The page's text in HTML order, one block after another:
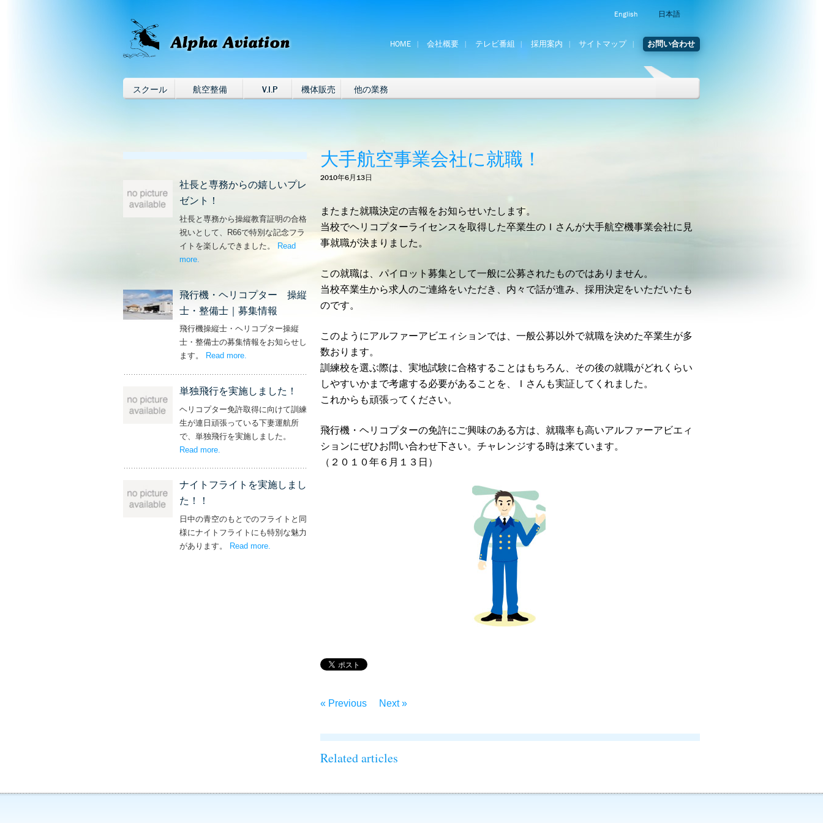
English 日本語
HOME 会社概要 テレビ番組 採用案内 サイトマップ お問い合わせ
スクール 航空整備 V.I.P 機体販売 他の業務
大手航空事業会社に就職！
2010年6月13日
またまた就職決定の吉報をお知らせいたします。
当校でヘリコプターライセンスを取得した卒業生のＩさんが大手航空機事業会社に見
事就職が決まりました。
この就職は、パイロット募集として一般に公募されたものではありません。
当校卒業生から求人のご連絡をいただき、内々で話が進み、採用決定をいただいたも
のです。
このようにアルファーアビエィションでは、一般公募以外で就職を決めた卒業生が多
数おります。
訓練校を選ぶ際は、実地試験に合格することはもちろん、その後の就職がどれくらい
しやすいかまで考慮する必要があることを、Ｉさんも実証してくれました。
これからも頑張ってください。
飛行機・ヘリコプターの免許にご興味のある方は、就職率も高いアルファーアビエィ
ションにぜひお問い合わせ下さい。チャレンジする時は来ています。
（２０１０年６月１３日）
« Previous Next »
社長と専務からの嬉しいプレ
ゼント！
社長と専務から操縦教育証明の合格
祝いとして、R66で特別な記念フラ
イトを楽しんできました。
Read
more
飛行機・ヘリコプター 操縦
士・整備士｜募集情報
飛行機操縦士・ヘリコプター操縦
士・整備士の募集情報をお知らせし
ます。
Read more– ‘飛行機・ヘリコプター 操縦士・整備士｜募集情報’
.
単独飛行を実施しました！
ヘリコプター免許取得に向けて訓練
生が連日頑張っている下妻運航所
で、単独飛行を実施しました。
Read more – ‘単独飛行を実施しました！’
ナイトフライトを実施しまし
た！！
日中の青空のもとでのフライトと同
様にナイトフライトにも特別な魅力
があります。
Read more– ‘ナイトフライトを実施しました！！’
.
Related articles